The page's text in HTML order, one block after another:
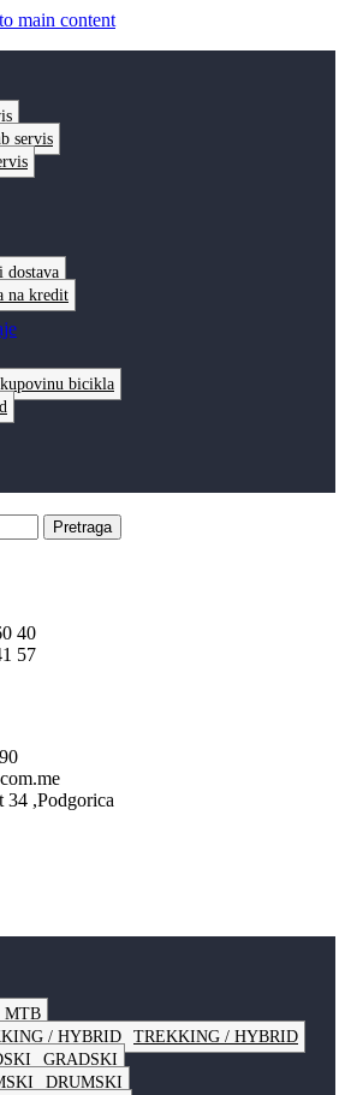
main content
servis
dostava
na kredit
bicikla
Pretraga
40
57
34 ,Podgorica
MTB
TREKKING / HYBRID
GRADSKI
DRUMSKI